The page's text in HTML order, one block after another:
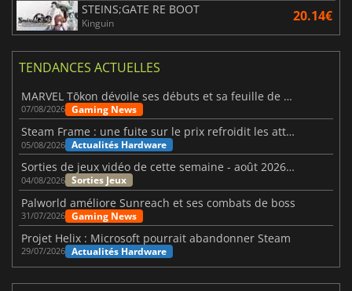
STEINS;GATE RE BOOT
Kinguin 20.14€
TENDANCES ACTUELLES
MARVEL Tōkon dévoile ses débuts et sa feuille de route
07/08/2026 Gaming News
Steam Frame : une fuite sur le prix refroidit les attentes VR
05/08/2026 Actualités Hardware
Sorties de jeux vidéo de cette semaine - août 2026 (semaine 32)
04/08/2026 Sorties Jeux
Palworld améliore Sunreach et ses combats de boss
31/07/2026 Gaming News
Projet Helix : Microsoft pourrait abandonner Steam
29/07/2026 Actualités Hardware